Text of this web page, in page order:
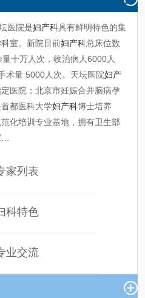
医院是妇产科具有鲜明特色的集
室。新院目前妇产科总床位数
十万人次，收治病人6000人
术量 5000人次。天坛医院妇产
医院；北京市妊娠合并脑病孕
都医科大学妇产科博士培养
化培训专业基地，拥有卫生部
家列表
科特色
业交流